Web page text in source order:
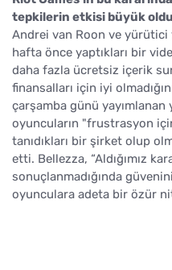
tepkilerin etkisi büyük
Andrei van Roon ve yürütici
hafta önce yaptıkları bir
daha fazla ücretsiz içerik
finansalları için iyi
çarşamba günü yayımlanan
oyuncuların "frustrasyon
tanıdıkları bir şirket olup
etti. Bellezza, “Aldığımız
sonuçlanmadığında
oyunculara adeta bir özür